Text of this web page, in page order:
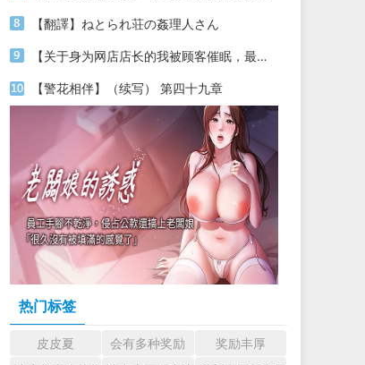
【翻譯】ねとられ荘の姦理人さん
【关于身为网店店长的我被顾客催眠，最终堕落为丝袜发情母狗这件事】（18～20）
【警花相伴】（续写） 第四十九章
热门标签
皮皮夏 会有多种奖励
奖励丰厚